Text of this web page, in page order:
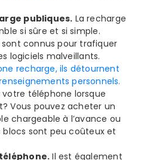
publiques. La recharge
si sûre et si simple.
connus pour trafiquer
logiciels malveillants.
recharge, ils détournent
personnels.
téléphone lorsque
Vous pouvez acheter un
chargeable à l’avance ou
blocs sont peu coûteux et
Il est également